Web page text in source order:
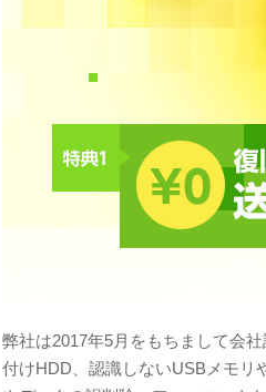
弊社は2017年5月をもちまして会
付けHDD、認識しないUSBメモリ